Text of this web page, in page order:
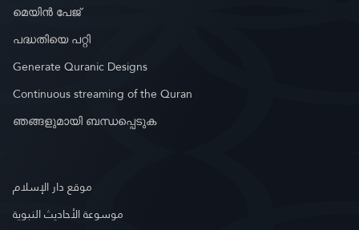
മെയിൻ പേജ്
പദ്ധതിയെ പറ്റി
Generate Quranic Designs
Continuous streaming of the Quran
ഞങ്ങളുമായി ബന്ധപ്പെടുക
موقع دار الإسلام
موسوعة الأحاديث النبوية